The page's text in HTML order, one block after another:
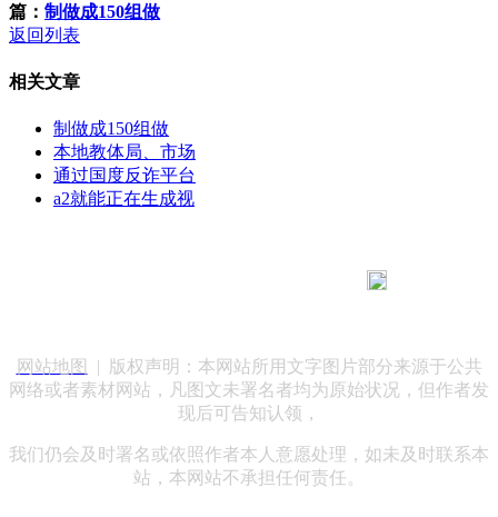
篇： 制做成150组做
返回列表
相关文章
制做成150组做
本地教体局、市场
通过国度反诈平台
a2就能正在生成视
网站地图
| 版权声明：本网站所用文字图片部分来源于公共
网络或者素材网站，凡图文未署名者均为原始状况，但作者发
现后可告知认领，
我们仍会及时署名或依照作者本人意愿处理，如未及时联系本
站，本网站不承担任何责任。